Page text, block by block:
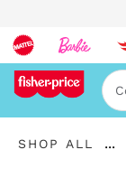
SHOP ALL
...